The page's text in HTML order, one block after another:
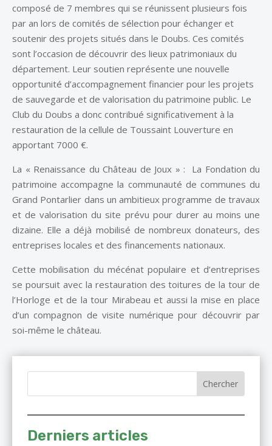
composé de 7 membres qui se réunissent plusieurs fois
par an lors de comités de sélection pour échanger et
soutenir des projets situés dans le Doubs. Ces comités
sont l’occasion de découvrir des lieux patrimoniaux du
département. Leur soutien représente une nouvelle
opportunité d’accompagnement financier pour les projets
de sauvegarde et de valorisation du patrimoine public. Le
Club du Doubs a donc contribué significativement à la
restauration de la cellule de Toussaint Louverture en
apportant 7000 €.
La « Renaissance du Château de Joux » : La Fondation du
patrimoine accompagne la communauté de communes du
Grand Pontarlier dans un ambitieux programme de travaux
et de valorisation du site prévu pour durer au moins une
dizaine. Elle a déjà mobilisé de nombreux donateurs, des
entreprises locales et des financements nationaux.
Cette mobilisation du mécénat populaire et d’entreprises
se poursuit avec la restauration des toitures de la tour de
l’Horloge et de la tour Mirabeau et aussi la mise en place
d’un compagnon de visite numérique pour découvrir par
soi-même le château.
Derniers articles